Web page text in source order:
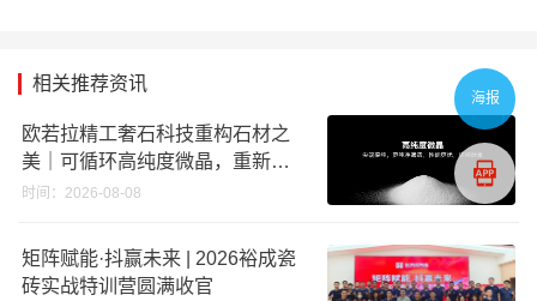
相关推荐资讯
欧若拉精工奢石科技重构石材之
美｜可循环高纯度微晶，重新定
义高端奢石原料
时间：2026-08-08
矩阵赋能·抖赢未来 | 2026裕成瓷
砖实战特训营圆满收官
海报